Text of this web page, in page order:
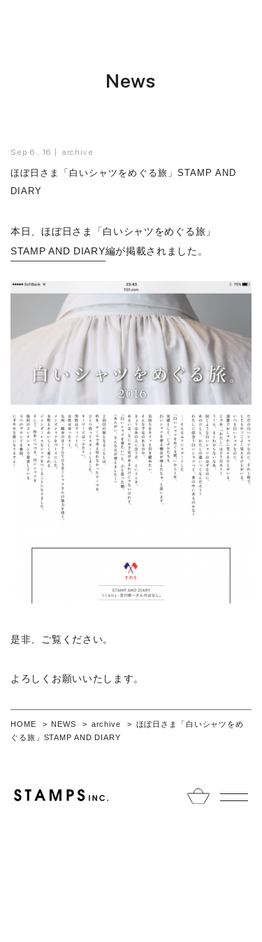
News
Sep 6 , 16 archive
ほぼ日さま「白いシャツをめぐる旅」STAMP AND
DIARY
本日、ほぼ日さま「白いシャツをめぐる旅」
STAMP AND DIARY編が掲載されました。
是非、ご覧ください。
よろしくお願いいたします。
HOME NEWS archive
ほぼ日さま「白いシャツをめ
ぐる旅」STAMP AND DIARY